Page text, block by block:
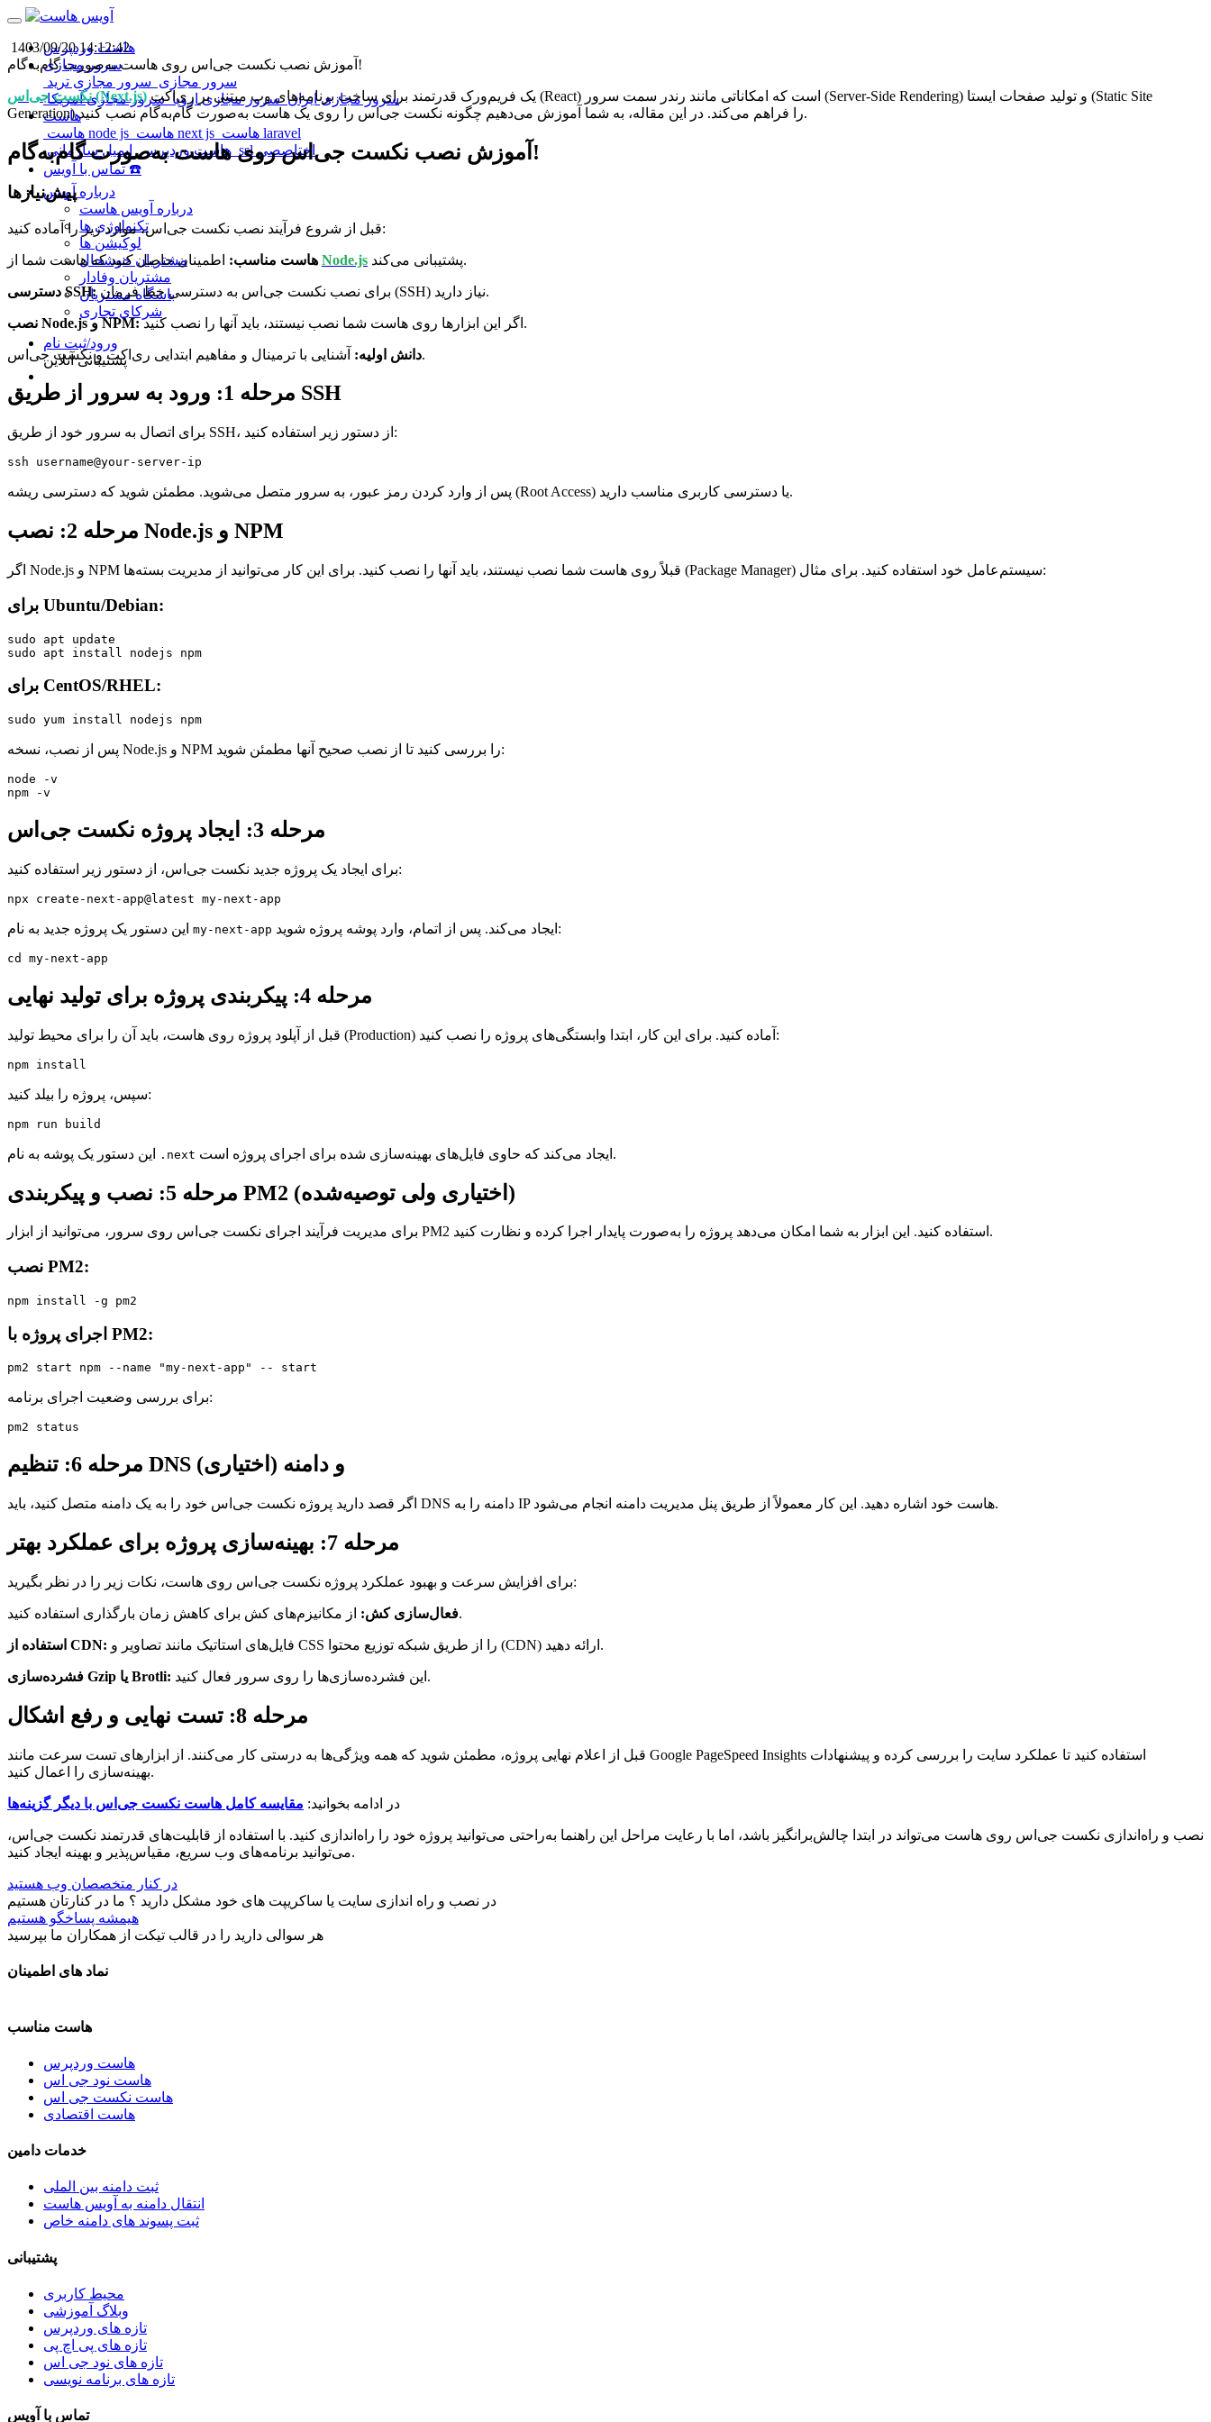
هاست وردپرس
سرور مجازی
سرور مجازی سرور مجازی ترید
سرور مجازی ایران سرور مجازی اروپا سرور مجازی آمریکا
هاست
هاست node js
هاست next js
هاست laravel
هاست وردپرس ایمیل سازمانی
ssl اختاصصی
تماس با آویس ☎️
درباره آویس
درباره آویس هاست
تکنولوژی ها
لوکیشن ها
مشتریان خوشحال
مشتریان وفادار
باشگاه مشتریان
شرکای تجاری
ورود/ثبت نام
پشتیبانی آنلاین
1403/09/20 14:12:42
آموزش نصب نکست جی‌اس روی هاست به‌صورت گام‌به‌گام!
نکست جی‌اس (Next.js)یک فریم‌ورک قدرتمند برای ساخت برنامه‌های وب مبتنی بر ری‌اکت (React) است که امکاناتی مانند رندر سمت سرور (Server-Side Rendering) و تولید صفحات ایستا (Static Site
Generation) را فراهم می‌کند. در این مقاله، به شما آموزش می‌دهیم چگونه نکست جی‌اس را روی یک هاست به‌صورت گام‌به‌گام نصب کنید.
آموزش نصب نکست جی‌اس روی هاست به‌صورت گام‌به‌گام!
پیش‌نیازها
قبل از شروع فرآیند نصب نکست جی‌اس، موارد زیر را آماده کنید:
هاست مناسب: Node.js پشتیبانی می‌کند.
دسترسی SSH: برای نصب نکست جی‌اس به دسترسی خط فرمان (SSH) نیاز دارید.
نصب Node.js و NPM: اگر این ابزارها روی هاست شما نصب نیستند، باید آنها را نصب کنید.
دانش اولیه:آشنایی با ترمینال و مفاهیم ابتدایی ری‌اکت و نکست جی‌اس.
مرحله 1: ورود به سرور از طریق SSH
برای اتصال به سرور خود از طریق SSH، از دستور زیر استفاده کنید:
ssh username@your-server-ip
پس از وارد کردن رمز عبور، به سرور متصل می‌شوید. مطمئن شوید که دسترسی ریشه (Root Access) یا دسترسی کاربری مناسب دارید.
مرحله 2: نصب Node.js و NPM
اگر Node.js و NPM قبلاً روی هاست شما نصب نیستند، باید آنها را نصب کنید. برای این کار می‌توانید از مدیریت بسته‌ها (Package Manager) سیستم‌عامل خود استفاده کنید. برای مثال:
برای Ubuntu/Debian:
sudo apt update
sudo apt install nodejs npm
برای CentOS/RHEL:
sudo yum install nodejs npm
پس از نصب، نسخه Node.js و NPM را بررسی کنید تا از نصب صحیح آنها مطمئن شوید:
node -v
npm -v
مرحله 3: ایجاد پروژه نکست جی‌اس
برای ایجاد یک پروژه جدید نکست جی‌اس، از دستور زیر استفاده کنید:
npx create-next-app@latest my-next-app
my-next-app ایجاد می‌کند. پس از اتمام، وارد پوشه پروژه شوید:
cd my-next-app
مرحله 4: پیکربندی پروژه برای تولید نهایی
قبل از آپلود پروژه روی هاست، باید آن را برای محیط تولید (Production) آماده کنید. برای این کار، ابتدا وابستگی‌های پروژه را نصب کنید:
npm install
سپس، پروژه را بیلد کنید:
npm run build
.next ایجاد می‌کند که حاوی فایل‌های بهینه‌سازی شده برای اجرای پروژه است.
مرحله 5: نصب و پیکربندی PM2 (اختیاری ولی توصیه‌شده)
برای مدیریت فرآیند اجرای نکست جی‌اس روی سرور، می‌توانید از ابزار PM2 استفاده کنید. این ابزار به شما امکان می‌دهد پروژه را به‌صورت پایدار اجرا کرده و نظارت کنید.
نصب PM2:
npm install -g pm2
اجرای پروژه با PM2:
pm2 start npm --name "my-next-app" -- start
برای بررسی وضعیت اجرای برنامه:
pm2 status
مرحله 6: تنظیم DNS و دامنه (اختیاری)
اگر قصد دارید پروژه نکست جی‌اس خود را به یک دامنه متصل کنید، باید DNS دامنه را به IP هاست خود اشاره دهید. این کار معمولاً از طریق پنل مدیریت دامنه انجام می‌شود.
مرحله 7: بهینه‌سازی پروژه برای عملکرد بهتر
برای افزایش سرعت و بهبود عملکرد پروژه نکست جی‌اس روی هاست، نکات زیر را در نظر بگیرید:
فعال‌سازی کش:از مکانیزم‌های کش برای کاهش زمان بارگذاری استفاده کنید.
استفاده از CDN: فایل‌های استاتیک مانند تصاویر و CSS را از طریق شبکه توزیع محتوا (CDN) ارائه دهید.
فشرده‌سازی Gzip یا Brotli: این فشرده‌سازی‌ها را روی سرور فعال کنید.
مرحله 8: تست نهایی و رفع اشکال
قبل از اعلام نهایی پروژه، مطمئن شوید که همه ویژگی‌ها به درستی کار می‌کنند. از ابزارهای تست سرعت مانند Google PageSpeed Insights استفاده کنید تا عملکرد سایت را بررسی کرده و پیشنهادات
بهینه‌سازی را اعمال کنید.
در ادامه بخوانید: مقایسه کامل هاست نکست جی‌اس با دیگر گزینه‌ها
نصب و راه‌اندازی نکست جی‌اس روی هاست می‌تواند در ابتدا چالش‌برانگیز باشد، اما با رعایت مراحل این راهنما به‌راحتی می‌توانید پروژه خود را راه‌اندازی کنید. با استفاده از قابلیت‌های قدرتمند نکست جی‌اس،
می‌توانید برنامه‌های وب سریع، مقیاس‌پذیر و بهینه ایجاد کنید.
در کنار متخصصان وب هستید
در نصب و راه اندازی سایت یا ساکریپت های خود مشکل دارید ؟ ما در کنارتان هستیم
هیمشه پساخگو هستیم
هر سوالی دارید را در قالب تیکت از همکاران ما بپرسید
نماد های اطمینان
هاست مناسب
هاست وردپرس
هاست نود جی اس
هاست نکست جی اس
هاست اقتصادی
خدمات دامین
ثبت دامنه بین الملی
انتقال دامنه به آویس هاست
ثبت پسوند های دامنه خاص
پشتیبانی
محیط کاربری
وبلاگ آموزشی
تازه های وردپرس
تازه های پی اچ پی
تازه های نود جی اس
تازه های برنامه نویسی
تماس با آویس